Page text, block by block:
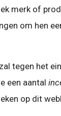
merk of
om hen
tegen het
een aantal
op dit